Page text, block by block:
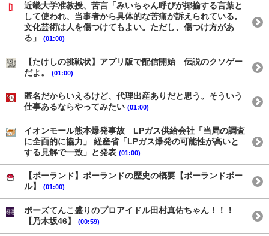
近畿大学准教授、苦言「みいちゃん呼びが揶揄する言葉と
して使われ、当事者から具体的な苦痛が訴えられている。
文化芸術は人を傷つけてもよい。ただし、傷つけ方があ
る」
(01:00)
【たけしの挑戦状】アプリ版で配信開始 伝説のクソゲー
だよ。
(01:00)
匿名だからいえるけど、代理出産ありだと思う。そういう
仕事あるならやってみたい (01:00)
イオンモール熊本爆発事故 LPガス供給会社「当局の調査
に全面的に協力」 経産省「LPガス爆発の可能性が高いと
する見解で一致」と発表 (01:00)
【ポーランド】ポーランドの歴史の概要【ポーランドボー
ル】
(01:00)
ポーズてんこ盛りのプロアイドル田村真佑ちゃん！！！
【乃木坂46】
(00:59)